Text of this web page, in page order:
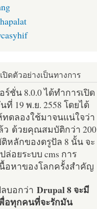
ปิดตัวอย่างเป็นทางการ
ร์ชั่น 8.0.0 ได้ทำการเปิด
ที่ 19 พ.ย. 2558 โดยได้
ทดลองใช้มาจนแน่ใจว่า
ว ด้วยคุณสมบัติกว่า 200
หลักของดรูปัล 8 นั้น จะ
ล่อยระบบ cms การ
อหาของโลกครั้งสำคัญ
บอกว่า Drupal 8 จะมี
อทุกคนที่จะรักมัน